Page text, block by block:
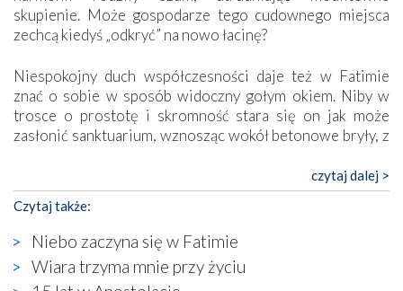
skupienie. Może gospodarze tego cudownego miejsca
zechcą kiedyś „odkryć” na nowo łacinę?
Niespokojny duch współczesności daje też w Fatimie
znać o sobie w sposób widoczny gołym okiem. Niby w
trosce o prostotę i skromność stara się on jak może
zasłonić sanktuarium, wznosząc wokół betonowe bryły, z
katolickiego kultu. Tylko co wspólnego z żywą,
autentyczną wiarą mogą mieć płaskie, szare bunkry albo
kaplice, w których Tabernakulum przypomina bardziej
skrzynkę na narzędzia? Albo co powiedzieć o ustawionym
tuż przy nowej bazylice wielkim krzyżu, na którym
zamiast Chrystusa umieszczono dziwaczną postać jakby
czytaj dalej >
Czytaj także:
Niebo zaczyna się w Fatimie
Wiara trzyma mnie przy życiu